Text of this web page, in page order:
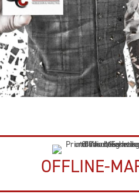
OFFLINE-